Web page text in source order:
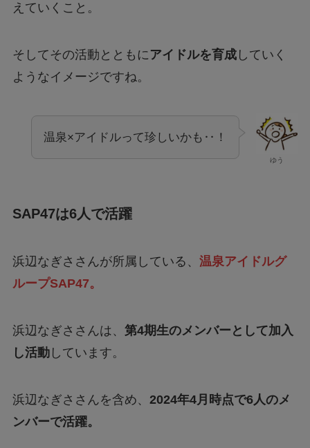
えていくこと。
そしてその活動とともに アイドルを育成していく
ようなイメージですね。
ゆう
温泉×アイドルって珍しいかも‥！
SAP47は6人で活躍
浜辺なぎささんが所属している、 温泉アイドルグ
ループSAP47。
浜辺なぎささんは、 第4期生のメンバーとして加入
し活動しています。
浜辺なぎささんを含め、 2024年4月時点で6人のメ
ンバーで活躍。